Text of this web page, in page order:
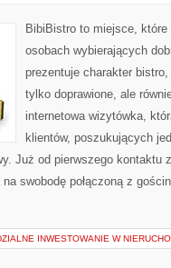
BibiBistro to miejsce, które
osobach wybierających
prezentuje charakter
tylko doprawione, ale
internetowa wizytówka,
klientów, poszukujących
Już od pierwszego kontaktu
swobodę połączoną z
INWESTOWANIE W